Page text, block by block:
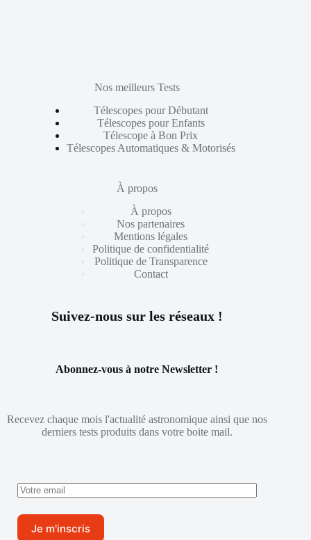
Nos meilleurs Tests
Télescopes pour Débutant
Télescopes pour Enfants
Télescope à Bon Prix
Télescopes Automatiques & Motorisés
À propos
À propos
Nos partenaires
Mentions légales
Politique de confidentialité
Politique de Transparence
Contact
Suivez-nous sur les réseaux !
Abonnez-vous à notre Newsletter !
Recevez chaque mois l'actualité astronomique ainsi que nos
derniers tests produits dans votre boite mail.